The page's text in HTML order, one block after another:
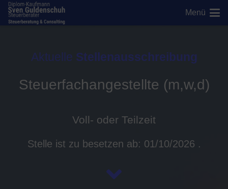
Menü
Aktuelle Stellenausschreibung
Steuerfachangestellte (m,w,d)
Voll- oder Teilzeit
Stelle ist zu besetzen ab: 01/10/2026 .